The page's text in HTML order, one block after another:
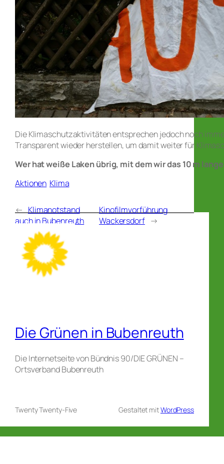
Die Klimaschutzaktivitäten entsprechen jedoch noch
Transparent wieder herstellen, um damit weiter für
Wer hat weiße Laken übrig, mit dem wir das 10 m
Aktionen Klima
← Klimanotstand
auch in Bubenreuth
Kinofilmvorführung
Wackersdorf →
Die Grünen in Bubenreuth
Die Internetseite von Bündnis 90/DIE GRÜNEN –
Ortsverband Bubenreuth
Twenty Twenty-Five Gestaltet mitWordPress